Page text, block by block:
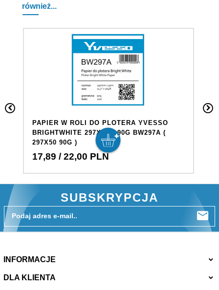
również...
PAPIER W ROLI DO PLOTERA YVESSO
BRIGHTWHITE 297X50M 90G BW297A (
297X50 90G )
17,89 / 22,00 PLN
SUBSKRYPCJA
Podaj adres e-mail..
INFORMACJE
DLA KLIENTA